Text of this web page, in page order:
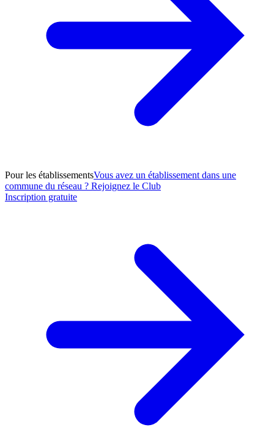
Pour les établissementsVous avez un établissement dans une
commune du réseau ? Rejoignez le Club
Inscription gratuite